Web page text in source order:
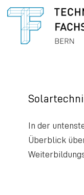
In der
Überblick